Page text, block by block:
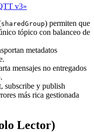
v3»
sharedGroup) permiten que
tópico con balanceo de
metadatos
mensajes no entregados
subscribe y publish
más rica gestionada
Lector)